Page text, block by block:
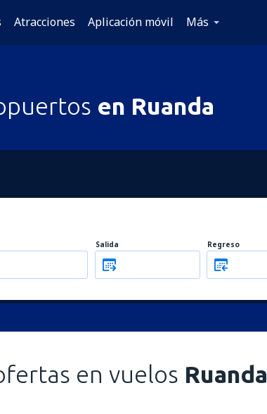
Atracciones Aplicación móvil Más
en Ruanda
Salida Regreso
en vuelos Ruanda